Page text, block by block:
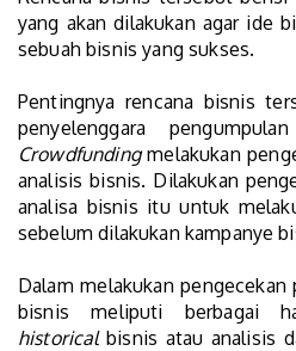
yang akan dilakukan agar ide
sebuah bisnis yang sukses.
Pentingnya rencana bisnis
penyelenggara
Crowdfundingmelakukan
analisis bisnis. Dilakukan
analisa bisnis itu untuk
sebelum dilakukan kampanye
Dalam melakukan
bisnis meliputi berbagai
historicalbisnis atau analisis